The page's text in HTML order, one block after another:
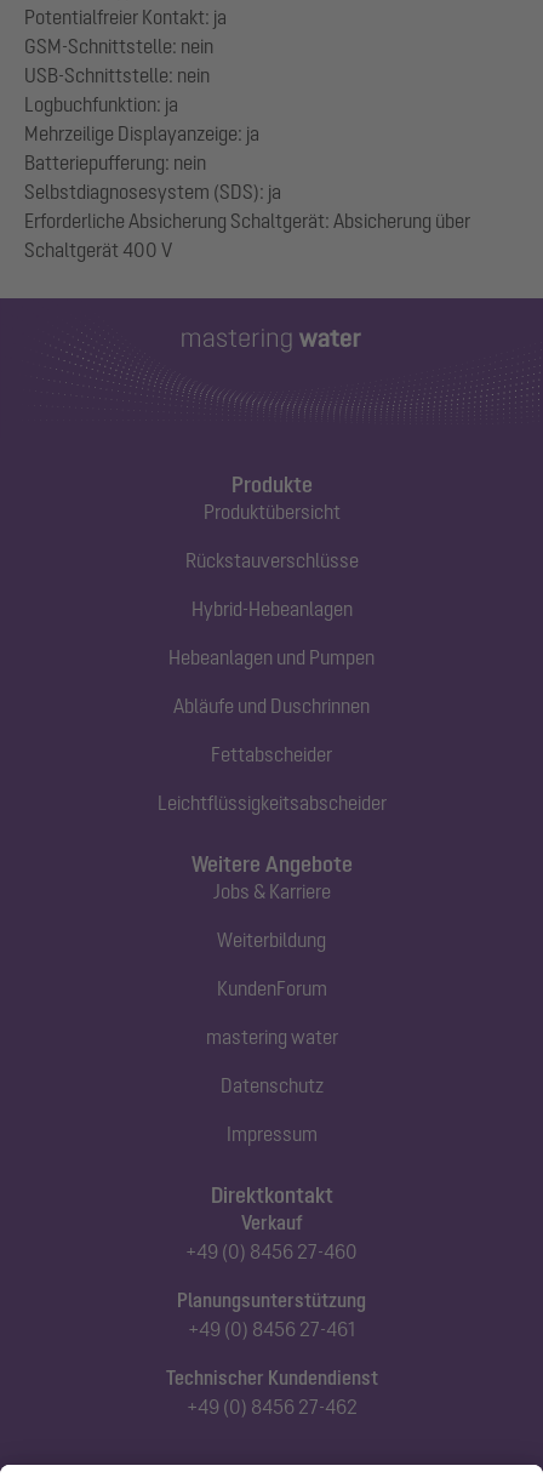
Potentialfreier Kontakt: ja
GSM-Schnittstelle: nein
USB-Schnittstelle: nein
Logbuchfunktion: ja
Mehrzeilige Displayanzeige: ja
Batteriepufferung: nein
Selbstdiagnosesystem (SDS): ja
Erforderliche Absicherung Schaltgerät: Absicherung über
Produkte
Produktübersicht
Rückstauverschlüsse
Hybrid-Hebeanlagen
Hebeanlagen und Pumpen
Abläufe und Duschrinnen
Fettabscheider
Leichtflüssigkeitsabscheider
Direktkontakt
Verkauf
+49 (0) 8456 27-460
Planungsunterstützung
+49 (0) 8456 27-461
Technischer Kundendienst
+49 (0) 8456 27-462
Weitere Angebote
Jobs & Karriere
Weiterbildung
KundenForum
mastering water
Datenschutz
Impressum